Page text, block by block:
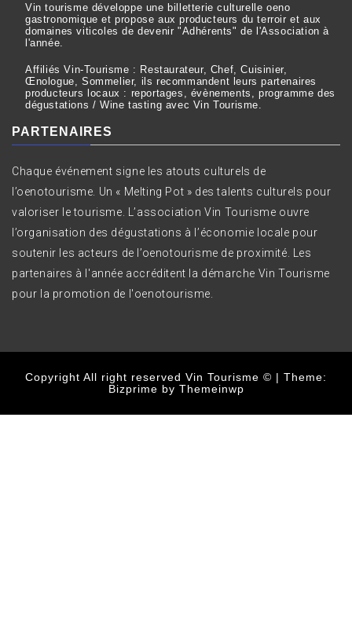
Vin tourisme développe une billetterie culturelle oeno
gastronomique et propose aux producteurs du terroir et aux
domaines viticoles de devenir "Adhérents" de l'Association à
l'année.
Affiliés Vin-Tourisme : Restaurateur, Chef, Cuisinier,
Œnologue, Sommelier, ils recommandent leurs partenaires
producteurs locaux : reportages, évènements, programme des
dégustations / Wine tasting avec Vin Tourisme.
PARTENAIRES
Chaque événement signe les atouts culturels de
l’oenotourisme. Un « Melting Pot » des talents culturels pour
valoriser le tourisme. L’association Vin Tourisme ouvre
l’organisation des dégustations à l’économie locale pour
soutenir les acteurs de l’oenotourisme de proximité. Les
partenaires à l'année accréditent la démarche Vin Tourisme
pour la promotion de l'oenotourisme.
Copyright All right reserved Vin Tourisme © | Theme:
Bizprime by Themeinwp